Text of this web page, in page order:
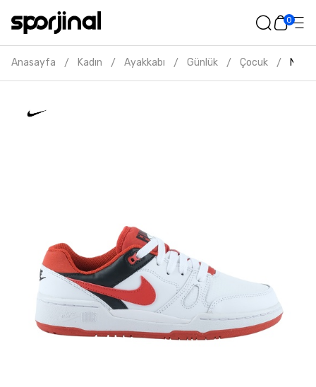
0
Anasayfa / Kadın / Ayakkabı / Günlük / Çocuk / Nike